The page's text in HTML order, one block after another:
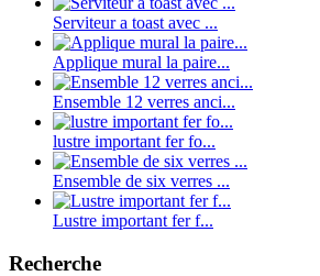
Serviteur a toast avec ...
Applique mural la paire...
Ensemble 12 verres anci...
lustre important fer fo...
Ensemble de six verres ...
Lustre important fer f...
Recherche